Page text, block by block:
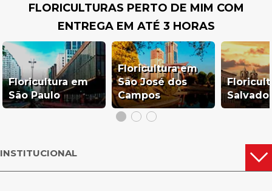
FLORICULTURAS PERTO DE MIM COM
ENTREGA EM ATÉ 3 HORAS
Floricultura em
São Paulo
Floricultura em
São José dos
Campos
INSTITUCIONAL